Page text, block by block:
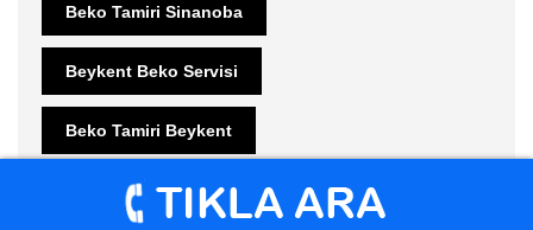
Beko Tamiri Sinanoba
Beykent Beko Servisi
Beko Tamiri Beykent
Teknik Servis Beykent